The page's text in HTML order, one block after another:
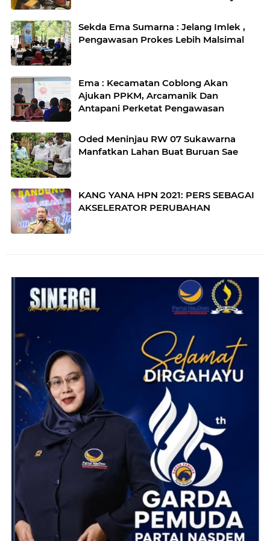
Sekda Ema Sumarna : Jelang Imlek ,
Pengawasan Prokes Lebih Malsimal
Ema : Kecamatan Coblong Akan
Ajukan PPKM, Arcamanik Dan
Antapani Perketat Pengawasan
Oded Meninjau RW 07 Sukawarna
Manfatkan Lahan Buat Buruan Sae
KANG YANA HPN 2021: PERS SEBAGAI
AKSELERATOR PERUBAHAN